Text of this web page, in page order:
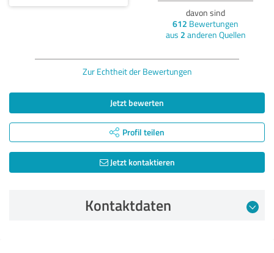
davon sind
612 Bewertungen
aus 2 anderen Quellen
Zur Echtheit der Bewertungen
Jetzt bewerten
Profil teilen
Jetzt kontaktieren
Kontaktdaten